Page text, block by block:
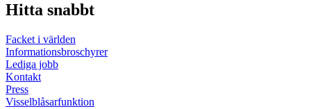
Hitta snabbt
Facket i världen
Informationsbroschyrer
Lediga jobb
Kontakt
Press
Visselblåsarfunktion